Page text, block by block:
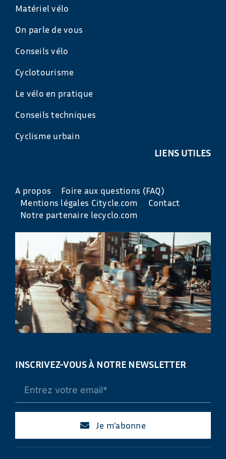
Matériel vélo
On parle de vous
Conseils vélo
Cyclotourisme
Le vélo en pratique
Conseils techniques
Cyclisme urbain
LIENS UTILES
A propos
Foire aux questions (FAQ)
Mentions légales Citycle.com
Contact
Notre partenaire lecyclo.com
INSCRIVEZ-VOUS À NOTRE NEWSLETTER
Je m'abonne